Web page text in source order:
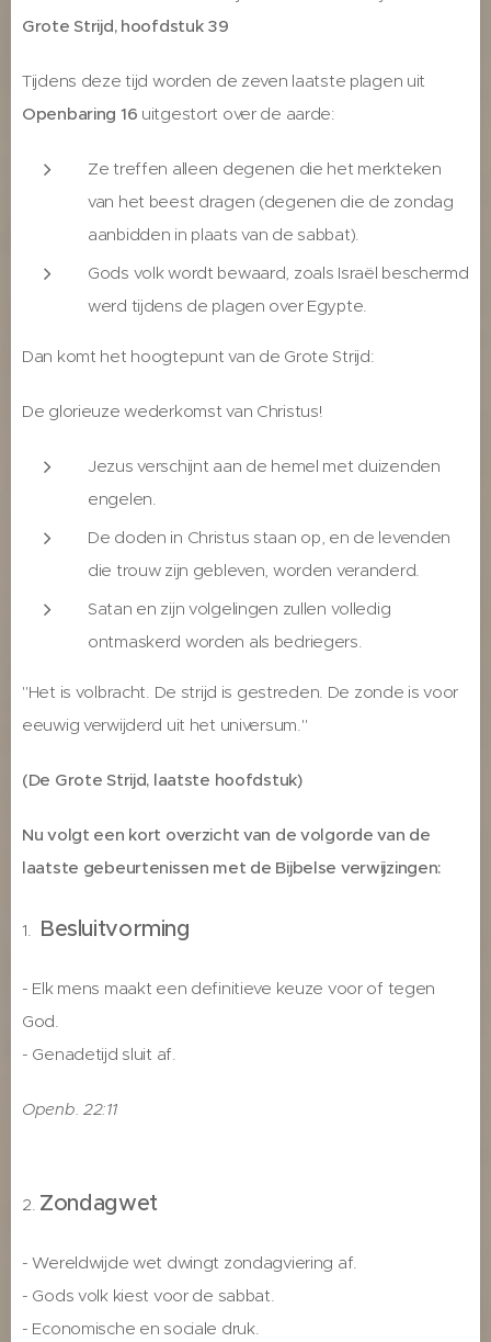
Grote Strijd, hoofdstuk 39
Tijdens deze tijd worden de zeven laatste plagen uit
Openbaring 16 uitgestort over de aarde:
Ze treffen alleen degenen die het merkteken
van het beest dragen (degenen die de zondag
aanbidden in plaats van de sabbat).
Gods volk wordt bewaard, zoals Israël beschermd
werd tijdens de plagen over Egypte.
Dan komt het hoogtepunt van de Grote Strijd:
De glorieuze wederkomst van Christus!
Jezus verschijnt aan de hemel met duizenden
engelen.
De doden in Christus staan op, en de levenden
die trouw zijn gebleven, worden veranderd.
Satan en zijn volgelingen zullen volledig
ontmaskerd worden als bedriegers.
"Het is volbracht. De strijd is gestreden. De zonde is voor
eeuwig verwijderd uit het universum."
(De Grote Strijd, laatste hoofdstuk)
Nu volgt een kort overzicht van de volgorde van de
laatste gebeurtenissen met de Bijbelse verwijzingen:
1. Besluitvorming
- Elk mens maakt een definitieve keuze voor of tegen
God.
- Genadetijd sluit af.
Openb. 22:11
2. Zondagwet
- Wereldwijde wet dwingt zondagviering af.
- Gods volk kiest voor de sabbat.
- Economische en sociale druk.